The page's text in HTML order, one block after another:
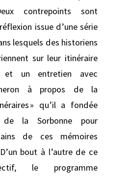
contrepoints sont
issue d’une série
lesquels des historiens
sur leur itinéraire
et un entretien avec
à propos de la
» qu’il a fondée
de la Sorbonne pour
de ces mémoires
bout à l’autre de ce
le programme